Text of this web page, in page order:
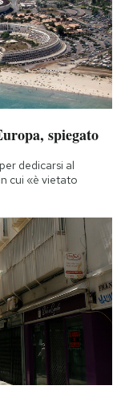
spiegato
dedicarsi al
cui «è vietato